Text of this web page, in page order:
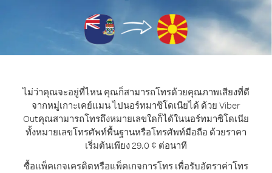
ไม่ว่าคุณจะอยู่ที่ไหน คุณก็สามารถโทรด้วยคุณภาพเสียงที่ดี
จากหมู่เกาะเคย์แมน ไปนอร์ทมาซิโดเนียได้ ด้วย Viber
Outคุณสามารถโทรถึงหมายเลขใดก็ได้ในนอร์ทมาซิโดเนีย
ทั้งหมายเลขโทรศัพท์พื้นฐานหรือโทรศัพท์มือถือ ด้วยราคา
เริ่มต้นเพียง 29.0 ¢ ต่อนาที
ซื้อแพ็คเกจเครดิตหรือแพ็คเกจการโทร เพื่อรับอัตราค่าโทร